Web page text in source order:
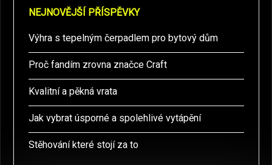
NEJNOVĚJŠÍ PŘÍSPĚVKY
Výhra s tepelným čerpadlem pro bytový dům
Proč fandím zrovna značce Craft
Kvalitní a pěkná vrata
Jak vybrat úsporné a spolehlivé vytápění
Stěhování které stojí za to